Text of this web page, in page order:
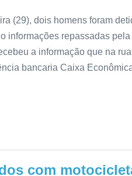
(29), dois homens foram
informações repassadas
a informação que na
bancaria Caixa
com